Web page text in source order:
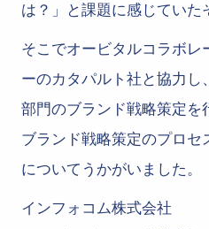
は？」と課題に感じていた
そこでオービタルコラボレ
ーのカタパルト社と協力し
部門のブランド戦略策定を
ブランド戦略策定のプロセ
についてうかがいました。
インフォコム株式会社